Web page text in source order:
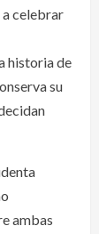
a celebrar
historia de
su
ambas